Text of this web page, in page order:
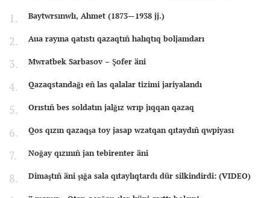
Baytwrsınwlı, Ahmet (1873—1938 jj.)
Aua rayına qatıstı qazaqtıñ halıqtıq boljamdarı
Mwratbek Sarbasov – Şofer äni
Qazaqstandağı eñ las qalalar tizimi jariyalandı
Orıstıñ bes soldatın jalğız wrıp jıqqan qazaq
Qos qızın qazaqşa toy jasap wzatqan qıtaydıñ qwpiyası
Noğay qızınıñ jan tebirenter äni
Dimaştıñ äni şığa sala qıtaylıqtardı dür silkindirdi: (VIDEO)